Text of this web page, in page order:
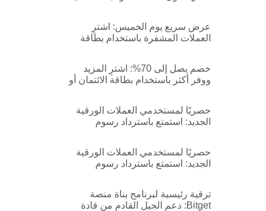
عرض سريع يوم الخميس: اشترِ
العملات المشفرة باستخدام بطاقة
خصم يصل إلى 70%: اشترِ المزيد
ووفر أكثر باستخدام بطاقة الائتمان أو
حصريًا لمستخدمي العملات الورقية
الجديد: استمتع باسترداد رسوم
حصريًا لمستخدمي العملات الورقية
الجديد: استمتع باسترداد رسوم
ترقية رئيسية لبرنامج بناة منصة
Bitget: دعم الجيل القادم من قادة